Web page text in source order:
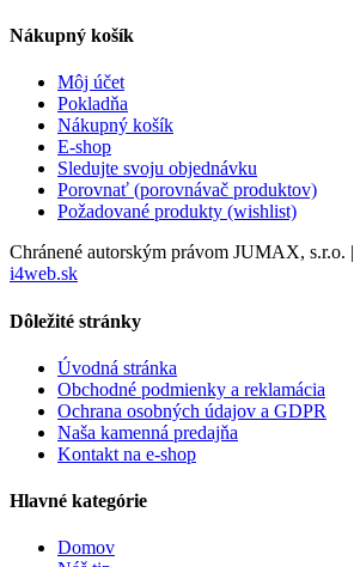
Nákupný košík
Môj účet
Pokladňa
Nákupný košík
E-shop
Sledujte svoju objednávku
Porovnať (porovnávač produktov)
Požadované produkty (wishlist)
Chránené autorským právom JUMAX, s.r.o. |
i4web.sk
Dôležité stránky
Úvodná stránka
Obchodné podmienky a reklamácia
Ochrana osobných údajov a GDPR
Naša kamenná predajňa
Kontakt na e-shop
Hlavné kategórie
Domov